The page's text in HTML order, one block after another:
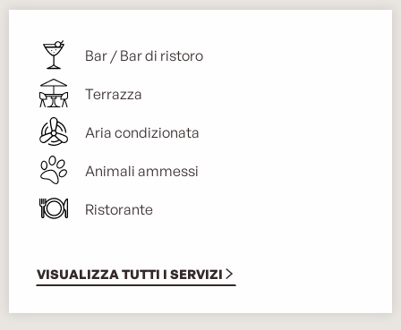
Bar / Bar di ristoro
Terrazza
Aria condizionata
Animali ammessi
Ristorante
VISUALIZZA TUTTI I SERVIZI